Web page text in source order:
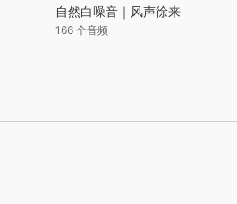
自然白噪音｜风声徐来
166 个音频